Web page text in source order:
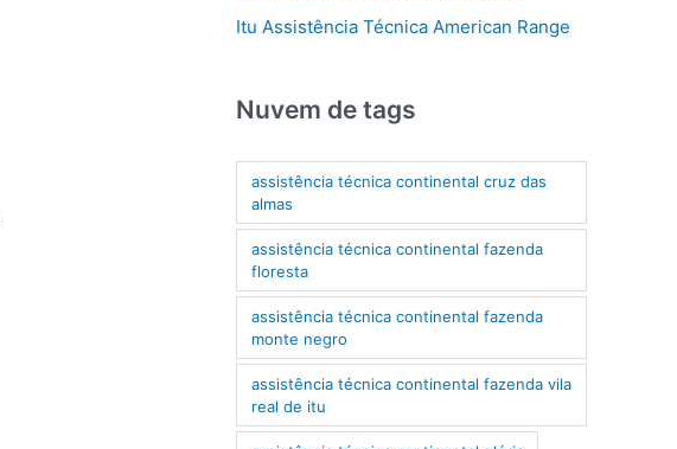
Itu Assistência Técnica American Range
Nuvem de tags
assistência técnica continental cruz das
almas
assistência técnica continental fazenda
floresta
assistência técnica continental fazenda
monte negro
assistência técnica continental fazenda vila
real de itu